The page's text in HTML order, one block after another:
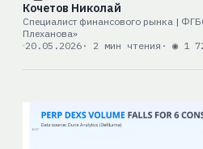
Кочетов Николай
Специалист финансового рынка |
Плеханова»
20.05.2026· 2 мин чтения · ◉ 1